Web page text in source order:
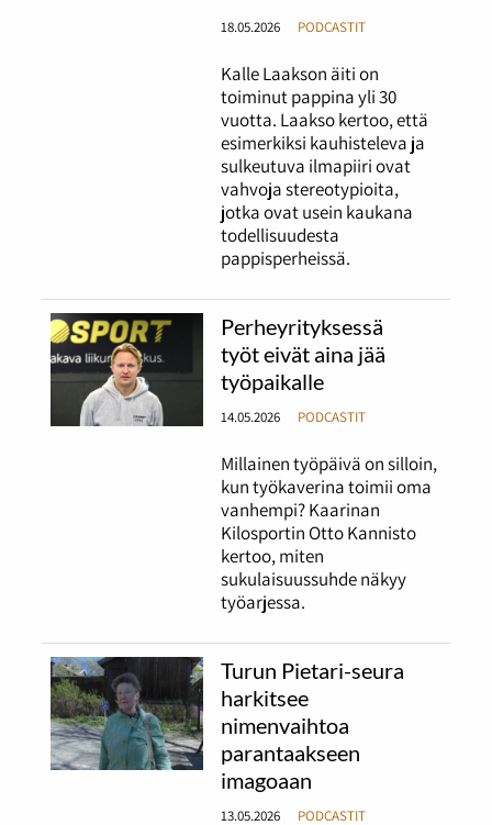
18.05.2026 PODCASTIT
Kalle Laakson äiti on
toiminut pappina yli 30
vuotta. Laakso kertoo, että
esimerkiksi kauhisteleva ja
sulkeutuva ilmapiiri ovat
vahvoja stereotypioita,
jotka ovat usein kaukana
todellisuudesta
pappisperheissä.
Perheyrityksessä
työt eivät aina jää
työpaikalle
14.05.2026 PODCASTIT
Millainen työpäivä on silloin,
kun työkaverina toimii oma
vanhempi? Kaarinan
Kilosportin Otto Kannisto
kertoo, miten
sukulaisuussuhde näkyy
työarjessa.
Turun Pietari-seura
harkitsee
nimenvaihtoa
parantaakseen
imagoaan
13.05.2026 PODCASTIT